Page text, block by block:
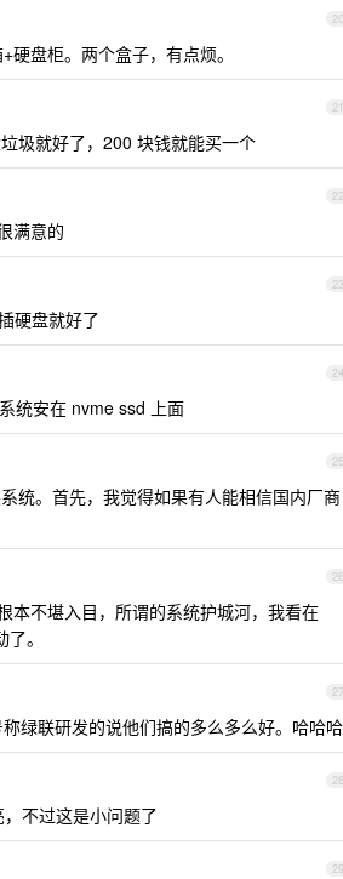
20
盘柜。两个盒子，有点烦。
21
圾就好了，200 块钱就能买一个
22
满意的
23
硬盘就好了
24
统安在 nvme ssd 上面
25
统。首先，我觉得如果有人能相信国内厂商
26
本不堪入目，所谓的系统护城河，我看在
。
27
绿联研发的说他们搞的多么多么好。哈哈哈
28
不过这是小问题了
29